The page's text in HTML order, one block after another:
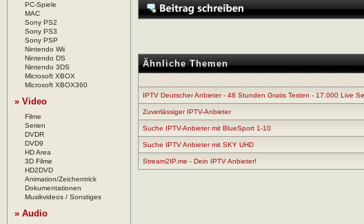
PC-Spiele
MAC
Sony PS2
Sony PS3
Sony PSP
Nintendo Wii
Nintendo DS
Nintendo 3DS
Microsoft XBOX
Microsoft XBOX360
» Video
Filme
Serien
DVDR
DVD9
HD Area
3D Filme
HD2DVD
Animation/Zeichentrick
Dokumentationen
Musikvideos / Sonstiges
» Audio
Ähnliche Themen
IPTV Deutscher Anbieter - 48 Stunden Gratis Testen - 17.000 Live
Zuverlässiger IPTV-Anbieter
Suche IPTV-Anbieter mit BlueSport 1-10
Suche IPTV Anbieter mit SKY UHD
Stream2IP.me - Dein IPTV Anbieter!